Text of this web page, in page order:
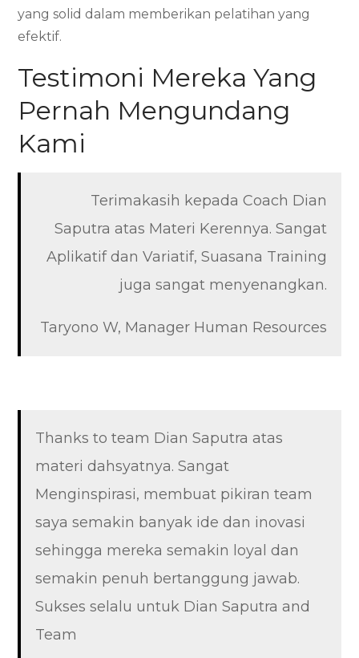
yang solid dalam memberikan pelatihan yang
efektif.
Testimoni Mereka Yang
Pernah Mengundang
Kami
Terimakasih kepada Coach Dian
Saputra atas Materi Kerennya. Sangat
Aplikatif dan Variatif, Suasana Training
juga sangat menyenangkan.
Taryono W, Manager Human Resources
Thanks to team Dian Saputra atas
materi dahsyatnya. Sangat
Menginspirasi, membuat pikiran team
saya semakin banyak ide dan inovasi
sehingga mereka semakin loyal dan
semakin penuh bertanggung jawab.
Sukses selalu untuk Dian Saputra and
Team